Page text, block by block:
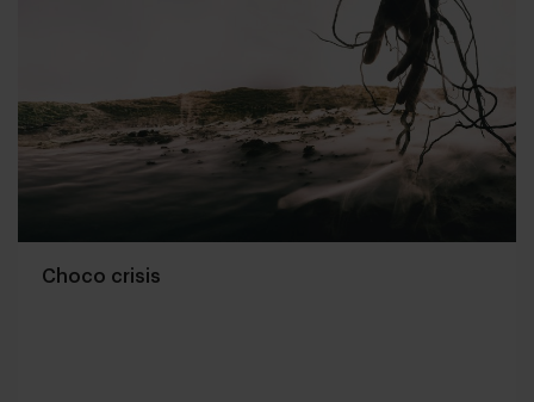
Choco crisis